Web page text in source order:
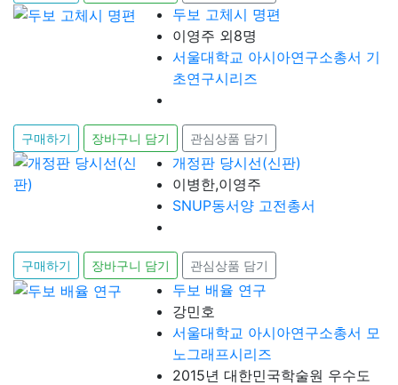
두보 고체시 명편
이영주 외8명
서울대학교 아시아연구소총서 기
초연구시리즈
구매하기 장바구니 담기 관심상품 담기
개정판 당시선(신판)
이병한,이영주
SNUP동서양 고전총서
구매하기 장바구니 담기 관심상품 담기
두보 배율 연구
강민호
서울대학교 아시아연구소총서 모
노그래프시리즈
2015년 대한민국학술원 우수도